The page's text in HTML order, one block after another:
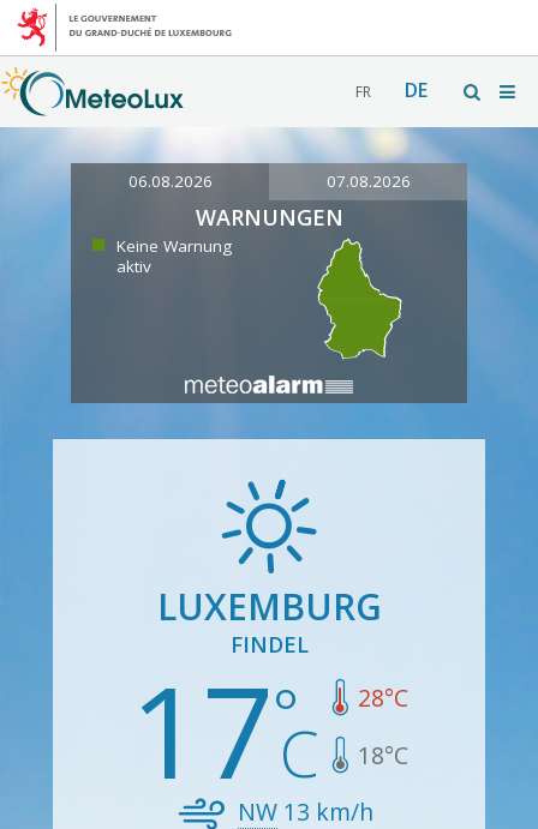
FR DE
06.08.2026 07.08.2026
WARNUNGEN
Keine Warnung
aktiv
LUXEMBURG
FINDEL
17 28°C
18°C
NW13 km/h